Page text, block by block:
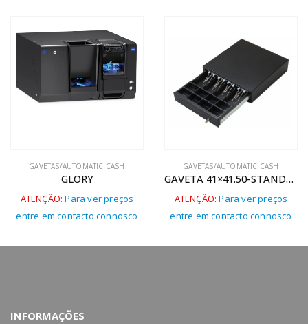
GAVETAS/AUTOMATIC CASH
GLORY
ATENÇÃO: Para ver preços
entre em contacto connosco
GAVETAS/AUTOMATIC CASH
GAVETA 41×41.50-STANDARD
ATENÇÃO: Para ver preços
entre em contacto connosco
INFORMAÇÕES